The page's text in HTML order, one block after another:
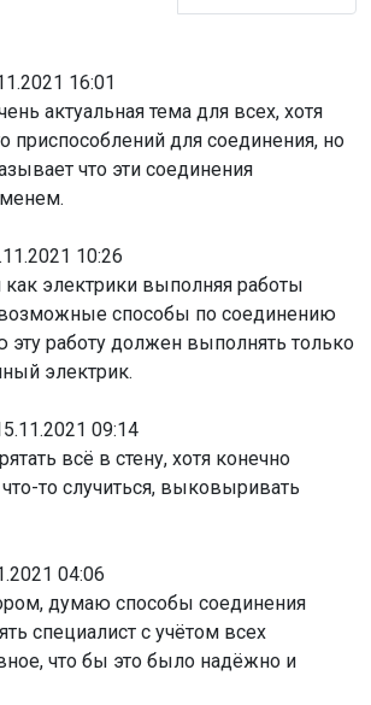
16:01
актуальная тема для всех, хотя
приспособлений для соединения, но
что эти соединения
10:26
электрики выполняя работы
способы по соединению
эту работу должен выполнять только
электрик.
09:14
всё в стену, хотя конечно
то случиться, выковыривать
04:06
думаю способы соединения
специалист с учётом всех
что бы это было надёжно и